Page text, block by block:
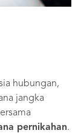
hubungan,
jangka
pernikahan.